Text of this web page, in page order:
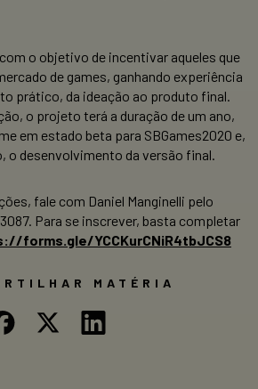
o objetivo de incentivar aqueles que
de games, ganhando experiência
prático, da ideação ao produto final.
o projeto terá a duração de um ano,
em estado beta para SBGames2020 e,
o desenvolvimento da versão final.
fale com Daniel Manginelli pelo
Para se inscrever, basta completar
forms.gle/YCCKurCNiR4tbJCS8
MATÉRIA